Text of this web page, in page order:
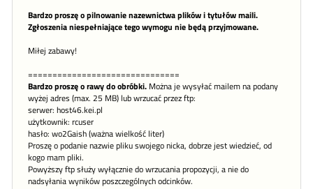
Bardzo proszę o pilnowanie nazewnictwa plików i tytułów maili.
Zgłoszenia niespełniające tego wymogu nie będą przyjmowane.
Miłej zabawy!
===============================
Bardzo proszę o rawy do obróbki. Można je wysyłać mailem na podany
wyżej adres (max. 25 MB) lub wrzucać przez ftp:
serwer: host46.kei.pl
użytkownik: rcuser
hasło: wo2Gaish (ważna wielkość liter)
Proszę o podanie nazwie pliku swojego nicka, dobrze jest wiedzieć, od
kogo mam pliki.
Powyższy ftp służy wyłącznie do wrzucania propozycji, a nie do
nadsyłania wyników poszczególnych odcinków.